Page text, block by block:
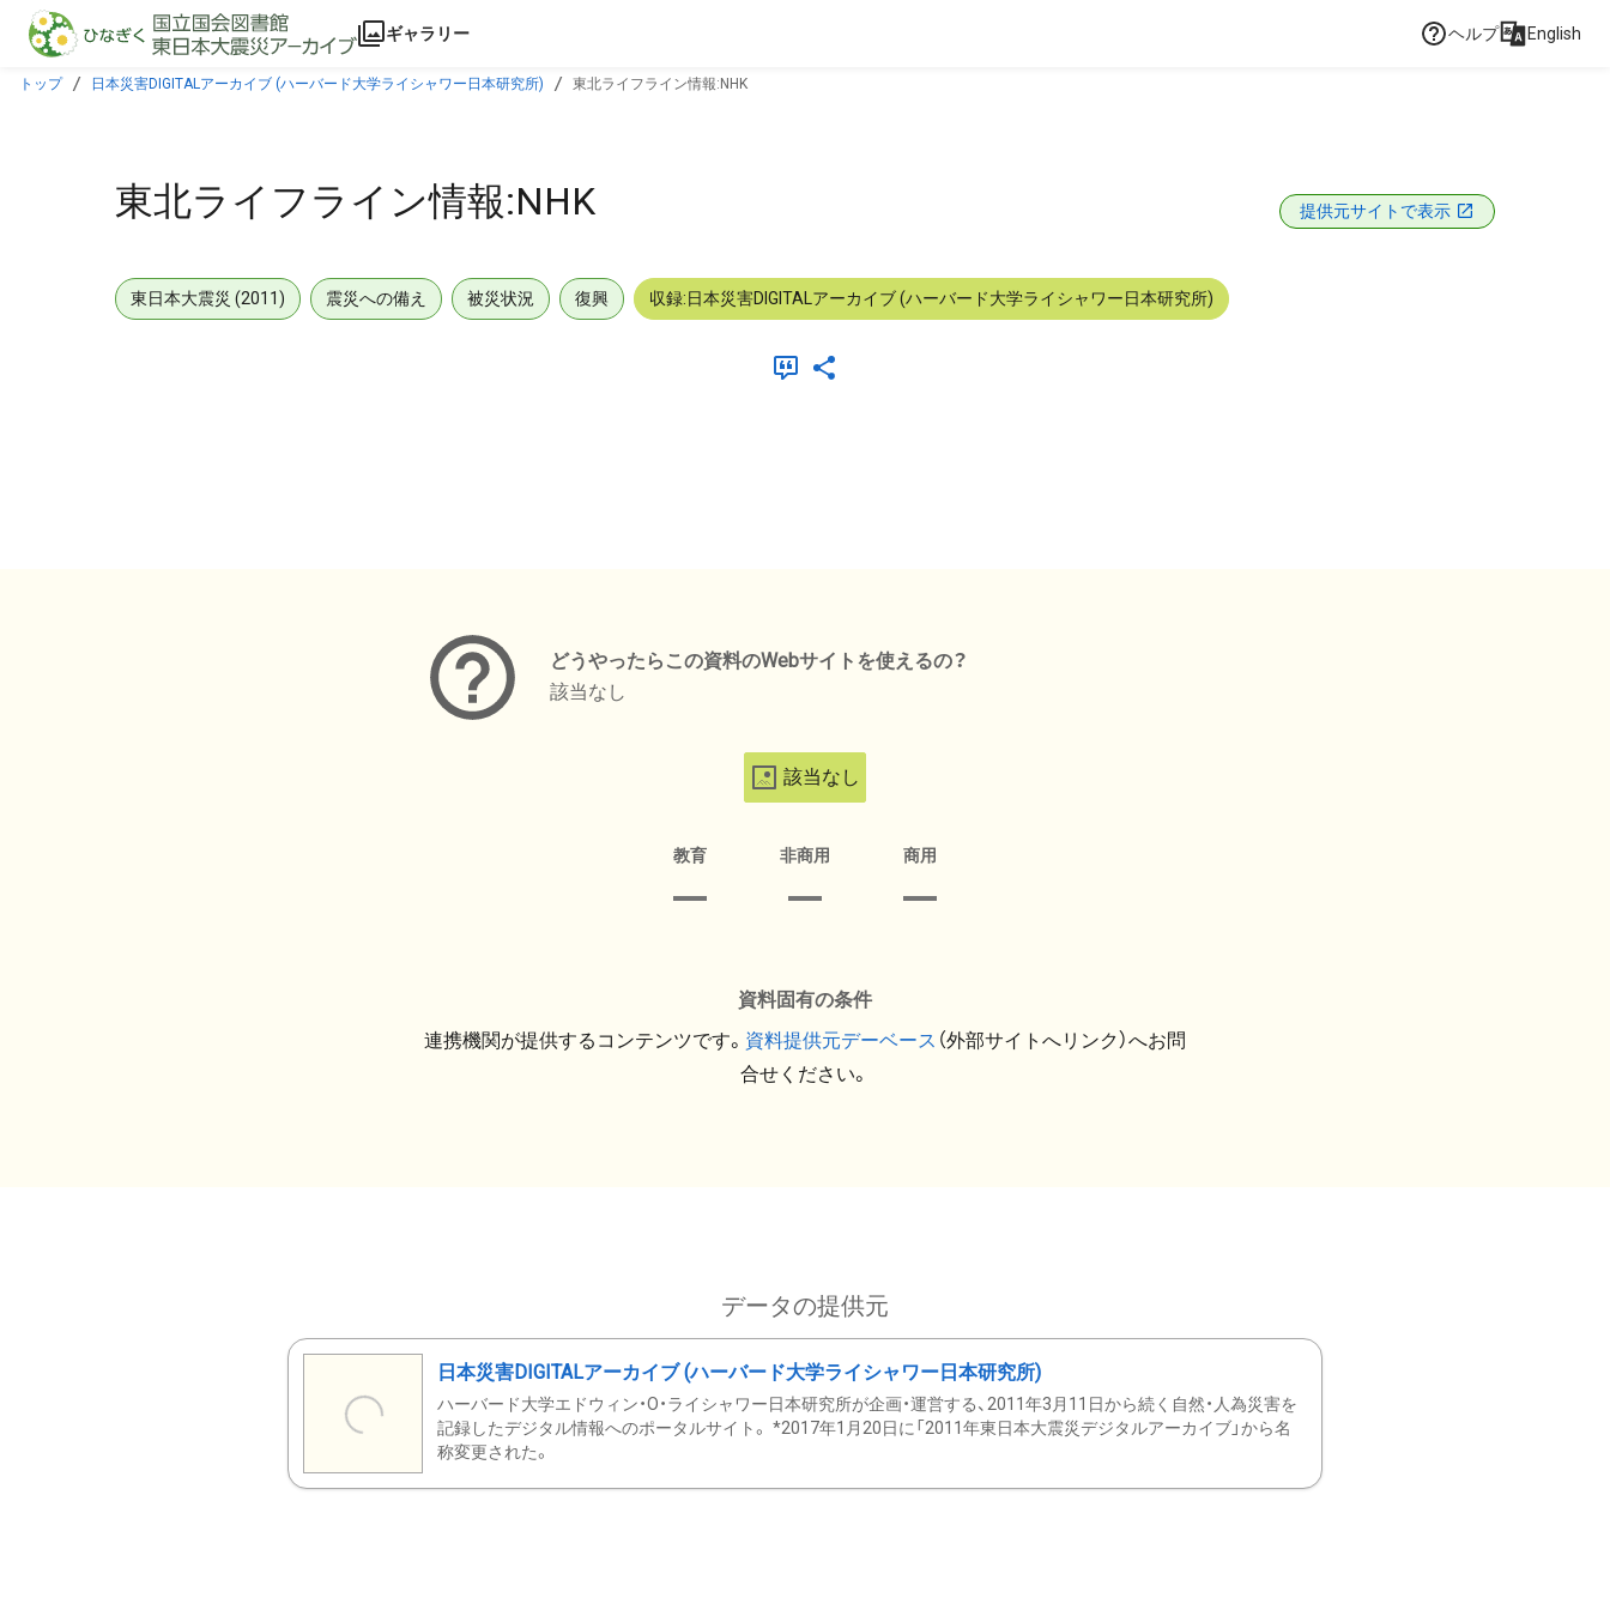
本文に飛ぶ
ギャラリー ヘルプ English
トップ 日本災害DIGITALアーカイブ (ハーバード大学ライシャワー日本研究所) 東北ライフライン情報:NHK
東北ライフライン情報:NHK 提供元サイトで表示
東日本大震災 (2011) 震災への備え 被災状況 復興 収録:日本災害DIGITALアーカイブ (ハーバード大学ライシャワー日本研究所)
どうやったらこの資料のWebサイトを使えるの？
該当なし
該当なし
教育 非商用 商用
資料固有の条件
連携機関が提供するコンテンツです。 資料提供元デーベース （外部サイトへリンク）へお問
合せください。
データの提供元
日本災害DIGITALアーカイブ (ハーバード大学ライシャワー日本研究所)
ハーバード大学エドウィン・O・ライシャワー日本研究所が企画・運営する、2011年3月11日から続く自然・人為災害を
記録したデジタル情報へのポータルサイト。 *2017年1月20日に「2011年東日本大震災デジタルアーカイブ」から名
称変更された。